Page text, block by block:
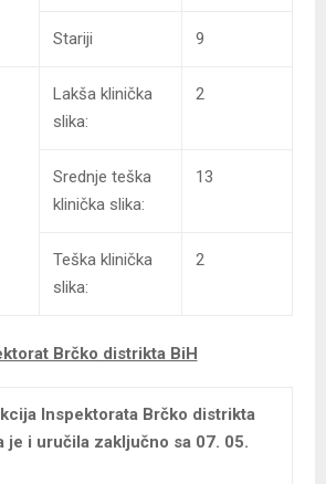
Stariji 9
Lakša klinička
slika:
2
Srednje teška
klinička slika:
13
Teška klinička
slika:
2
Brčko distrikta BiH
Inspektorata Brčko distrikta
je i uručila zaključno sa 07. 05.